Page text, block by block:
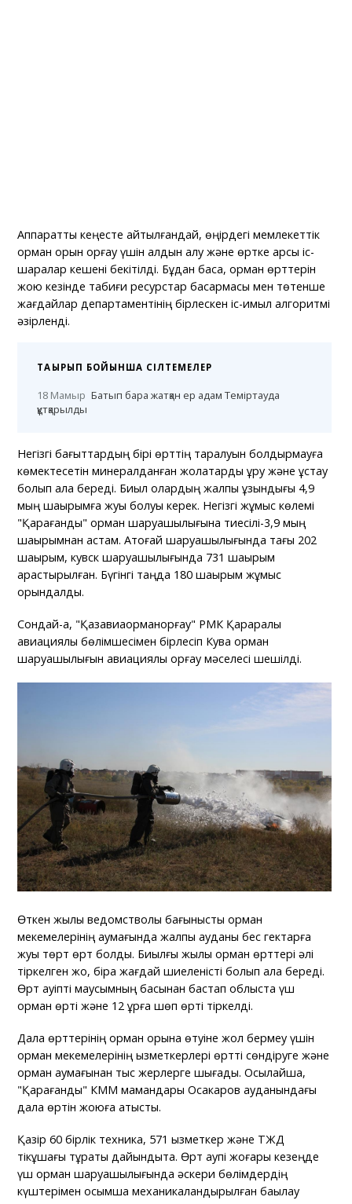
Аппараттық кеңесте айтылғандай, өңірдегі мемлекеттік
орман қорын қорғау үшін алдын алу және өртке қарсы іс-
шаралар кешені бекітілді. Бұдан басқа, орман өрттерін
жою кезінде табиғи ресурстар басқармасы мен төтенше
жағдайлар департаментінің бірлескен іс-қимыл алгоритмі
әзірленді.
ТАҚЫРЫП БОЙЫНША СІЛТЕМЕЛЕР
18 Мамыр Батып бара жатқан ер адам Теміртауда
құтқарылды
Негізгі бағыттардың бірі өрттің таралуын болдырмауға
көмектесетін минералданған жолақтарды құру және ұстау
болып қала береді. Биыл олардың жалпы ұзындығы 4,9
мың шақырымға жуық болуы керек. Негізгі жұмыс көлемі
"Қарағанды" орман шаруашылығына тиесілі-3,9 мың
шақырымнан астам. Ақтоғай шаруашылығында тағы 202
шақырым, кувск шаруашылығында 731 шақырым
қарастырылған. Бүгінгі таңда 180 шақырым жұмыс
орындалды.
Сондай-ақ, "Қазавиаорманқорғау" РМК Қарқаралы
авиациялық бөлімшесімен бірлесіп Кува орман
шаруашылығын авиациялық қорғау мәселесі шешілді.
Өткен жылы ведомстволық бағынысты орман
мекемелерінің аумағында жалпы ауданы бес гектарға
жуық төрт өрт болды. Биылғы жылы орман өрттері әлі
тіркелген жоқ, бірақ жағдай шиеленісті болып қала береді.
Өрт қауіпті маусымның басынан бастап облыста үш
орман өрті және 12 құрғақ шөп өрті тіркелді.
Дала өрттерінің орман қорына өтуіне жол бермеу үшін
орман мекемелерінің қызметкерлері өртті сөндіруге және
орман аумағынан тыс жерлерге шығады. Осылайша,
"Қарағанды" КММ мамандары Осакаров ауданындағы
дала өртін жоюға қатысты.
Қазір 60 бірлік техника, 571 қызметкер және ТЖД
тікұшағы тұрақты дайындықта. Өрт қаупі жоғары кезеңде
үш орман шаруашылығында әскери бөлімдердің
күштерімен қосымша механикаландырылған бақылау